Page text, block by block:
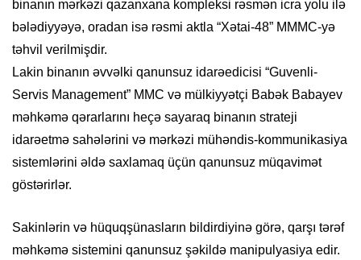
binanın mərkəzi qazanxana kompleksi rəsmən icra yolu ilə
bələdiyyəyə, oradan isə rəsmi aktla “Xətai-48” MMMC-yə
təhvil verilmişdir.
​Lakin binanın əvvəlki qanunsuz idarəedicisi “Guvenli-
Servis Management” MMC və mülkiyyətçi Babək Babayev
məhkəmə qərarlarını heçə sayaraq binanın strateji
idarəetmə sahələrini və mərkəzi mühəndis-kommunikasiya
sistemlərini əldə saxlamaq üçün qanunsuz müqavimət
göstərirlər.
​Sakinlərin və hüquqşünasların bildirdiyinə görə, qarşı tərəf
məhkəmə sistemini qanunsuz şəkildə manipulyasiya edir.